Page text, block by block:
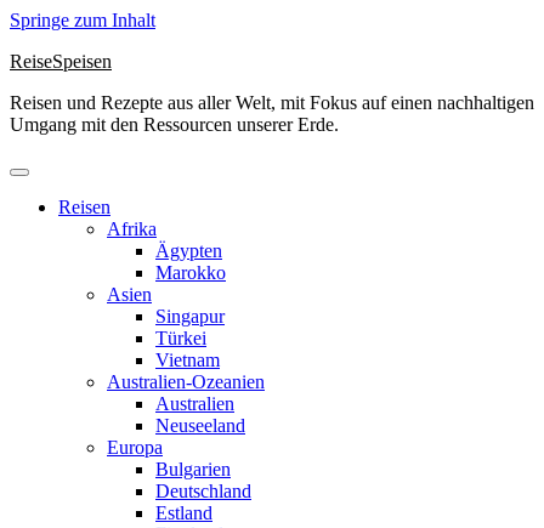
Springe zum Inhalt
ReiseSpeisen
Reisen und Rezepte aus aller Welt, mit Fokus auf einen nachhaltigen
Umgang mit den Ressourcen unserer Erde.
Reisen
Afrika
Ägypten
Marokko
Asien
Singapur
Türkei
Vietnam
Australien-Ozeanien
Australien
Neuseeland
Europa
Bulgarien
Deutschland
Estland